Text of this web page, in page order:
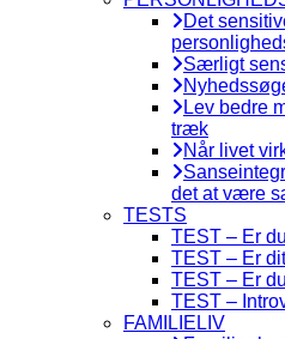
Det
Særligt
Lev bedre
træk
Når livet
det at være
TESTS
TEST – Er
TEST – Er
TEST – Er
TEST –
FAMILIELIV